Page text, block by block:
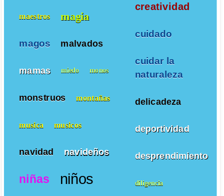
creatividad
cuidado
cuidar la
naturaleza
delicadeza
deportividad
desprendimiento
diligencia
maestros magia
magos malvados
mamas miedo monos
monstruos montañas
musica musicos
navidad navideños
niñas niños